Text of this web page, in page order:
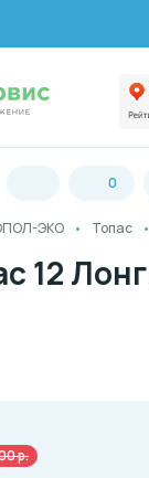
0
ЭКО Топас
12
р.